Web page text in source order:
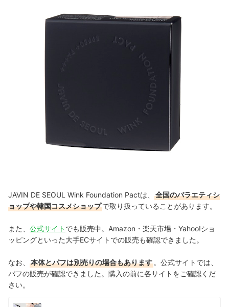
JAVIN DE SEOUL Wink Foundation Pactは、
全国のバラエティシ
ョップや韓国コスメショップで取り扱っていることがあります。
また、 公式サイト でも販売中。Amazon・楽天市場・Yahoo!ショ
ッピングといった大手ECサイトでの販売も確認できました。
なお、 本体とパフは別売りの場合もあります 。公式サイトでは、
パフの販売が確認できました。購入の前に各サイトをご確認くだ
さい。